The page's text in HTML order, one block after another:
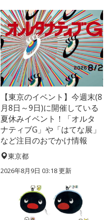
【東京のイベント】今週末(8
月8日～9日)に開催している
夏休みイベント！「オルタ
ナティブG」や「はてな展」
など注目のおでかけ情報
東京都
2026年8月9日 03:18更新